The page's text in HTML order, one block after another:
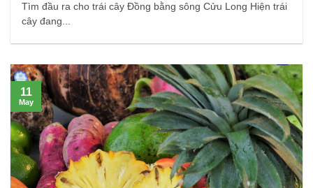
Tìm đầu ra cho trái cây Đồng bằng sông Cửu Long Hiện trái
cây đang...
11
May